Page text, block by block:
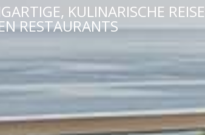
KULINARISCHE REISE
RESTAURANTS